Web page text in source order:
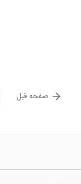
صفحه قبل